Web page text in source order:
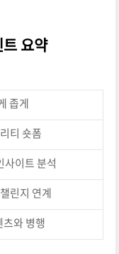
요약
좁게
티 숏폼
이트 분석
린지 연계
와 병행